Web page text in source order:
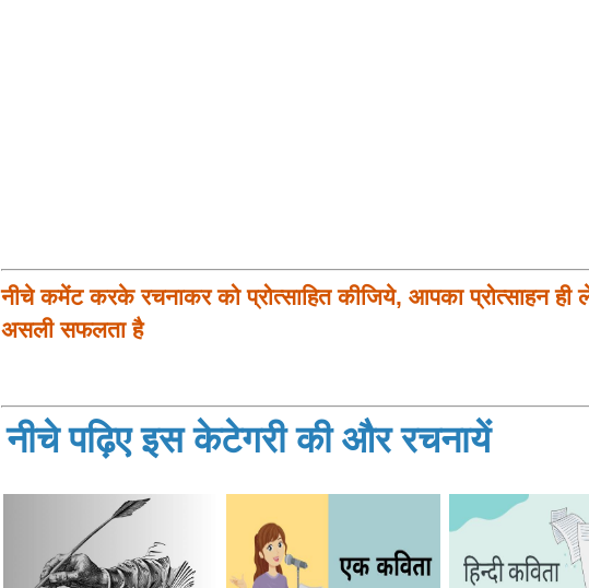
नीचे कमेंट करके रचनाकर को प्रोत्साहित कीजिये, आपका प्रोत्साहन
असली सफलता है
नीचे पढ़िए इस केटेगरी की और रचनायें